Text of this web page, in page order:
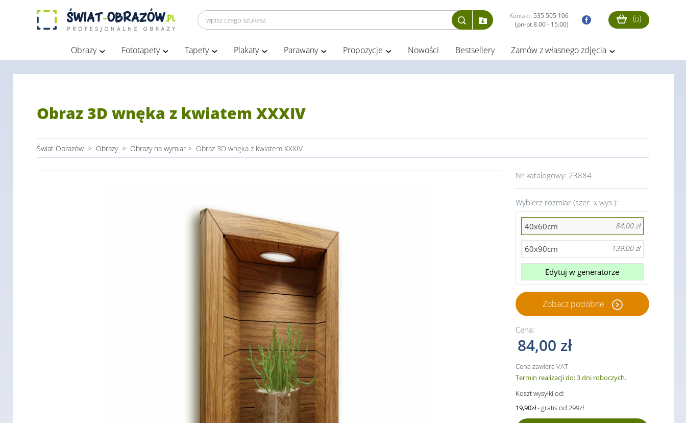
Kontakt: 535 505 106
(pn-pt 8.00 - 15.00)
(0)
Obrazy Fototapety Tapety Plakaty Parawany Propozycje Nowości Bestsellery Zamów z własnego zdjęcia
Obraz 3D wnęka z kwiatem XXXIV
Świat Obrazów > Obrazy > Obrazy na wymiar > Obraz 3D wnęka z kwiatem XXXIV
Nr katalogowy: 23884
Wybierz rozmiar (szer. x wys.):
40x60cm 84,00 zł
60x90cm 139,00 zł
Edytuj w generatorze
Zobacz podobne
Cena:
84,00 zł
Cena zawiera VAT
Termin realizacji do: 3 dni roboczych.
Koszt wysyłki od:
19,90zł- gratis od 299zł